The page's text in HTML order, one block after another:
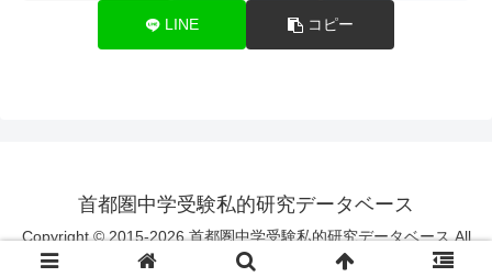
LINE コピー
首都圏中学受験私的研究データベース
Copyright © 2015-2026 首都圏中学受験私的研究データベース All
Rights Reserved.